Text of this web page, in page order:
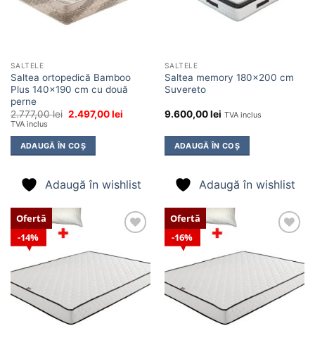
SALTELE
Saltea ortopedică Bamboo
Plus 140×190 cm cu două
perne
2.777,00lei Prețul
fost:
2.777,00 lei.
2.497,00leiPrețul
2.497,00 lei.
TVA inclus
ADAUGĂ ÎN COȘ
Adaugă în wishlist
SALTELE
Saltea memory 180×200 cm
Suvereto
9.600,00lei TVA inclus
ADAUGĂ ÎN COȘ
Adaugă în wishlist
14%
Ofertă
wishlist
16%
Ofertă
wishlist